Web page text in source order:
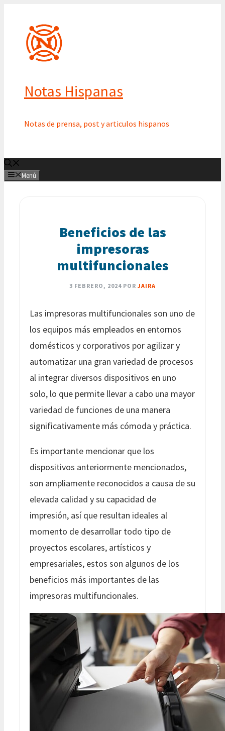
contenido
Notas Hispanas
Notas de prensa, post y articulos hispanos
Menú
Beneficios de las
impresoras
multifuncionales
3 FEBRERO, 2024 POR JAIRA
Las impresoras multifuncionales son uno de
los equipos más empleados en entornos
domésticos y corporativos por agilizar y
automatizar una gran variedad de procesos
al integrar diversos dispositivos en uno
solo, lo que permite llevar a cabo una mayor
variedad de funciones de una manera
significativamente más cómoda y práctica.
Es importante mencionar que los
dispositivos anteriormente mencionados,
son ampliamente reconocidos a causa de su
elevada calidad y su capacidad de
impresión, así que resultan ideales al
momento de desarrollar todo tipo de
proyectos escolares, artísticos y
empresariales, estos son algunos de los
beneficios más importantes de las
impresoras multifuncionales.